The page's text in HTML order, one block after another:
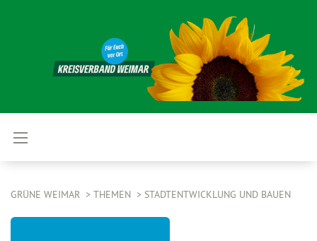
GRÜNE WEIMAR THEMEN STADTENTWICKLUNG UND BAUEN